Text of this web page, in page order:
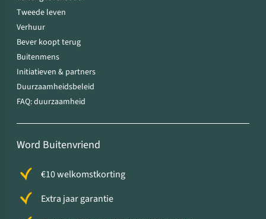
Tweede leven
Verhuur
Bever koopt terug
Buitenmens
Initiatieven & partners
Duurzaamheidsbeleid
FAQ: duurzaamheid
Word Buitenvriend
€10 welkomstkorting
Extra jaar garantie